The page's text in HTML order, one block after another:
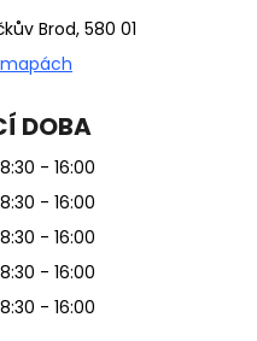
Brod, 580 01
DOBA
- 16:00
- 16:00
- 16:00
- 16:00
- 16:00